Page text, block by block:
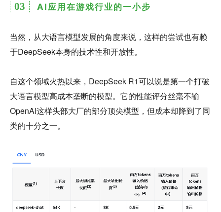
03 AI应用在游戏行业的一小步
当然，从大语言模型发展的角度来说，这样的尝试也有赖
于DeepSeek本身的技术性和开放性。
自这个领域火热以来，DeepSeek R1可以说是第一个打破
大语言模型高成本垄断的模型。它的性能评分丝毫不输
OpenAI这样头部大厂的部分顶尖模型，但成本却降到了同
类的十分之一。